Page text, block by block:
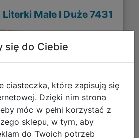
Małe I Duże 7431
się do Ciebie
ciasteczka, które zapisują się
Dzięki nim strona
móc w pełni korzystać z
sklepu, w tym, aby
do Twoich potrzeb